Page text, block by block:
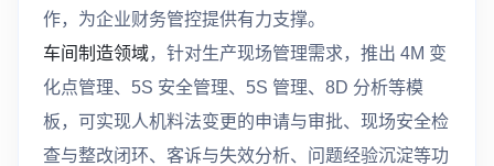
作，为企业财务管控提供有力支撑。
车间制造领域，针对生产现场管理需求，推出 4M 变
化点管理、5S 安全管理、5S 管理、8D 分析等模
板，可实现人机料法变更的申请与审批、现场安全检
查与整改闭环、客诉与失效分析、问题经验沉淀等功